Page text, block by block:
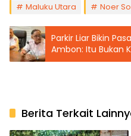
Maluku Utara
Noer
Parkir Liar Bikin
Ambon: Itu Bukan
Berita Terkait